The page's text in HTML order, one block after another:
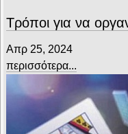
Τρόποι για να
Απρ 25, 2024
περισσότερα...